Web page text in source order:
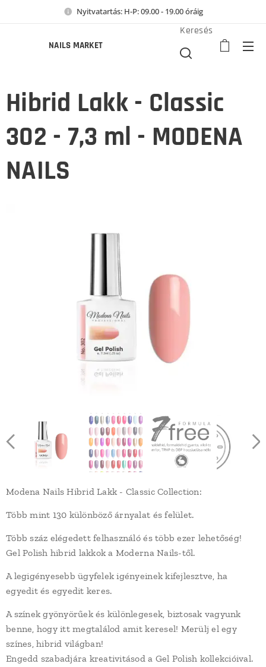
Nyitvatartás: H-P: 09.00 - 19.00 óráig
NAILS MARKET
Keresés
Hibrid Lakk - Classic
302 - 7,3 ml - MODENA
NAILS
Modena Nails Hibrid Lakk - Classic Collection:
Több mint 130 különböző árnyalat és felület.
Több száz elégedett felhasználó és több ezer lehetőség!
Gel Polish hibrid lakkok a Moderna Nails-től.
A legigényesebb ügyfelek igényeinek kifejlesztve, ha
egyedit és egyedit keres.
A színek gyönyörűek és különlegesek, biztosak vagyunk
benne, hogy itt megtalálod amit keresel! Merülj el egy
színes, hibrid világban!
Engedd szabadjára kreativitásod a Gel Polish kollekcióival.